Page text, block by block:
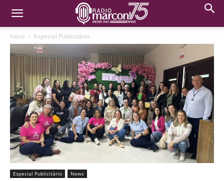
Início Especial Publicitário
Especial Publicitário News